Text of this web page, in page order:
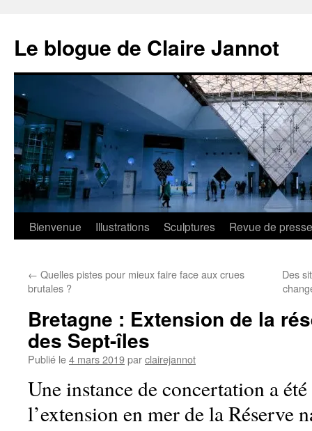
contenu
Le blogue de Claire Jannot
Bienvenue Illustrations Sculptures Revue de presse
← Quelles pistes pour mieux faire face aux crues
brutales ?
Des
Bretagne : Extension de la
des Sept-îles
Publié le4 mars 2019parclairejannot
Une instance de concertation a
l’extension en mer de la Réserve